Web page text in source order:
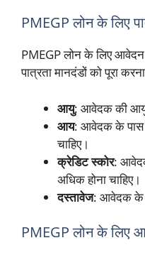
PMEGP लोन के लिए
PMEGP लोन के लिए
पात्रता मानदंडों को पूरा
आयु: आवेदक की आयु
आय: आवेदक के पास
चाहिए।
क्रेडिट स्कोर:
अधिक होना चाहिए।
दस्तावेज: आवेदक के
PMEGP लोन के लिए